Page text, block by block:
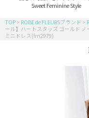
Sweet Feminine Style
TOP ROBE de FLEURSブランド
ール】ハートスタッズ ゴールド
ミニドレス(fm2979)